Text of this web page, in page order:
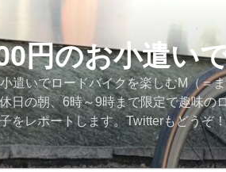
円のお小遣い
遣いでロードバイクを楽しむM（＝
日の朝、6時～9時まで限定で趣味の
をレポートします。Twitterもどうぞ